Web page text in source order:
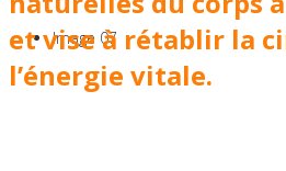
Image 07
et vise à rétablir la
l’énergie vitale.